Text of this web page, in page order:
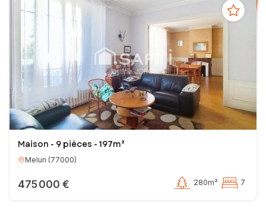
Maison - 9 pièces - 197m²
Melun (77000)
475 000 € 280m² 7